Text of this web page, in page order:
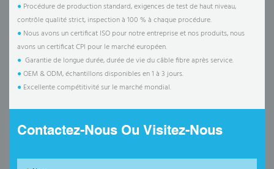
● Procédure de production standard, exigences de test de haut niveau,
contrôle qualité strict, inspection à 100 % à chaque procédure.
● Nous avons un certificat ISO pour notre entreprise et nos produits, nous
avons un certificat CPI pour le marché européen.
● Garantie de longue durée, durée de vie du câble fibre après service.
●OEM & ODM, échantillons disponibles en 1 à 3 jours.
● Excellente compétitivité sur le marché mondial.
Contactez-Nous Ou Visitez-Nous